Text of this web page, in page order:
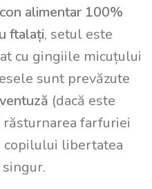
alimentar 100%
ftalați, setul este
cu gingiile micuțului
sunt prevăzute
(dacă este
farfuriei
copilului libertatea